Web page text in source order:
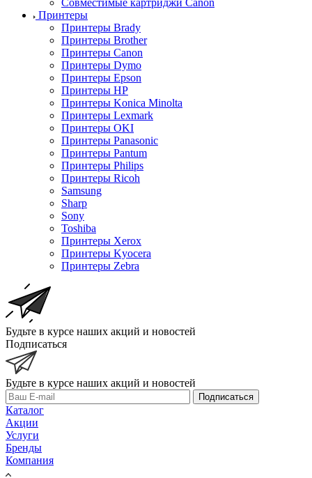
Принтеры
Принтеры Brady
Принтеры Brother
Принтеры Canon
Принтеры Dymo
Принтеры Epson
Принтеры HP
Принтеры Konica Minolta
Принтеры Lexmark
Принтеры OKI
Принтеры Panasonic
Принтеры Pantum
Принтеры Philips
Принтеры Ricoh
Samsung
Sharp
Sony
Toshiba
Принтеры Xerox
Принтеры Kyocera
Принтеры Zebra
Будьте в курсе наших акций и новостей
Подписаться
Будьте в курсе наших акций и новостей
Подписаться
Каталог
Акции
Услуги
Бренды
Компания